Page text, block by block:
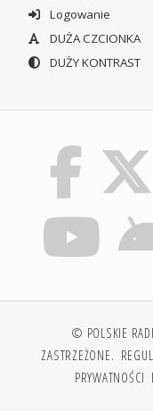
Logowanie
DUŻA CZCIONKA
DUŻY KONTRAST
© POLSKIE
ZASTRZEŻONE.
PRYWATNOŚCI